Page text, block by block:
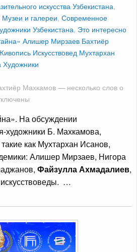
искусства Узбекистана,
Музеи и галереи, Современное
Узбекистана, Это интересно
Алишер Мирзаев Бахтиёр
Искусствовед Мухтархан
Художники
Махкамов — несколько слов о
На обсуждении
художники Б. Махкамова,
как Мухтархан Исанов,
Алишер Мирзаев, Нигора
Файзулла Ахмадалиев,
…